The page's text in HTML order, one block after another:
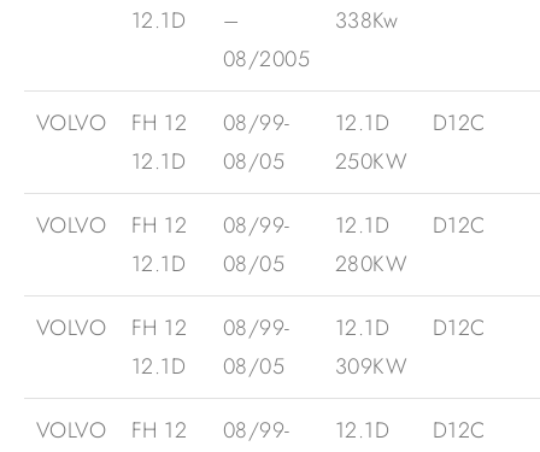
12.1D
–
08/2005
338Kw
VOLVO
FH 12
12.1D
08/99-
08/05
12.1D
250KW
D12C
VOLVO
FH 12
12.1D
08/99-
08/05
12.1D
280KW
D12C
VOLVO
FH 12
12.1D
08/99-
08/05
12.1D
309KW
D12C
VOLVO
FH 12
08/99-
12.1D
D12C